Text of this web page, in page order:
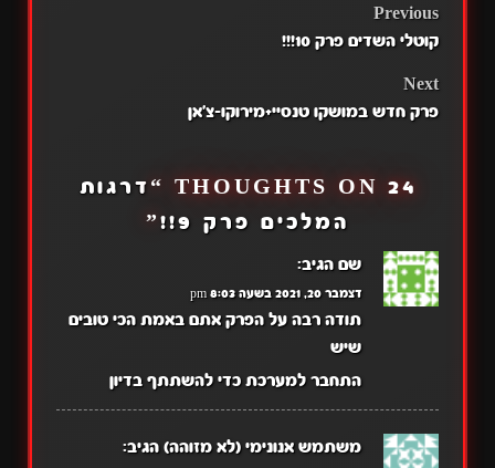
POST
Previous
קוטלי השדים פרק 10!!!
Next
פרק חדש במושקו טנסיי+מירוקו-צ'אן
24 THOUGHTS ON “
דרגות
המלכים פרק 9!!
”
שם הגיב:
דצמבר 20, 2021 בשעה 8:03 pm
תודה רבה על הפרק אתם באמת הכי טובים
שיש
התחבר למערכת כדי להשתתף בדיון
משתמש אנונימי (לא מזוהה) הגיב: